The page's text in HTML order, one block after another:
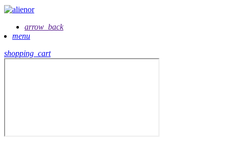
arrow_back
menu
shopping_cart